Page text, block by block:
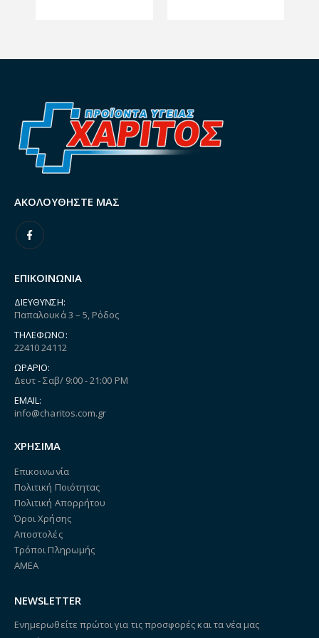
ΑΚΟΛΟΥΘΉΣΤΕ ΜΑΣ
ΕΠΙΚΟΙΝΩΝΙΑ
ΔΙΕΎΘΥΝΣΗ:
Παπαλουκά 3 – 5, Ρόδος
ΤΗΛΈΦΩΝΟ:
22410 24112
ΩΡΆΡΙΟ:
Δευτ - Σαβ/ 9:00 - 21:00 PM
EMAIL:
info@charitos.com.gr
ΧΡΗΣΙΜΑ
Επικοινωνία
Πολιτική Ποιότητας
Πολιτική Απορρήτου
Όροι Χρήσης
Αποστολές
Τρόποι Πληρωμής
ΑΜΕΑ
NEWSLETTER
Ενημερωθείτε πρώτοι για τις προσφορές και τα νέα μας